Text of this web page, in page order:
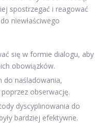
spostrzegać i reagować
niewłaściwego
się w formie dialogu, aby
obowiązków.
do naśladowania,
obserwację.
dyscyplinowania do
bardziej efektywne.